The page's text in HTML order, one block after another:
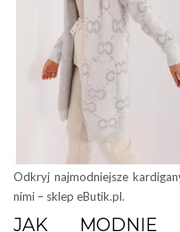
Odkryj najmodniejsze
nimi – sklep eButik.pl.
JAK MODNIE